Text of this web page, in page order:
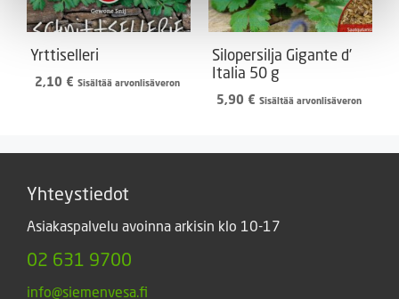
Yrttiselleri
2,10 € Sisältää arvonlisäveron
Silopersilja Gigante d’
Italia 50 g
5,90 € Sisältää arvonlisäveron
Yhteystiedot
Asiakaspalvelu avoinna arkisin klo 10-17
02 631 9700
info@siemenvesa.fi